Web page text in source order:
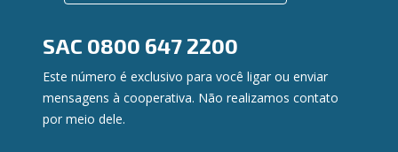
Ouvidoria
SAC 0800 647 2200
Este número é exclusivo para você ligar ou enviar
mensagens à cooperativa. Não realizamos contato
por meio dele.